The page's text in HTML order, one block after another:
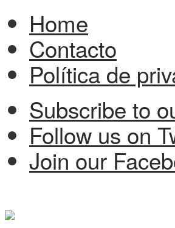
Home
Contacto
Política de
Subscribe to
Follow us on
Join our